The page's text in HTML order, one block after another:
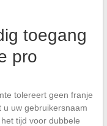
toegang
pro
tolereert geen franje
u uw gebruikersnaam
tijd voor dubbele